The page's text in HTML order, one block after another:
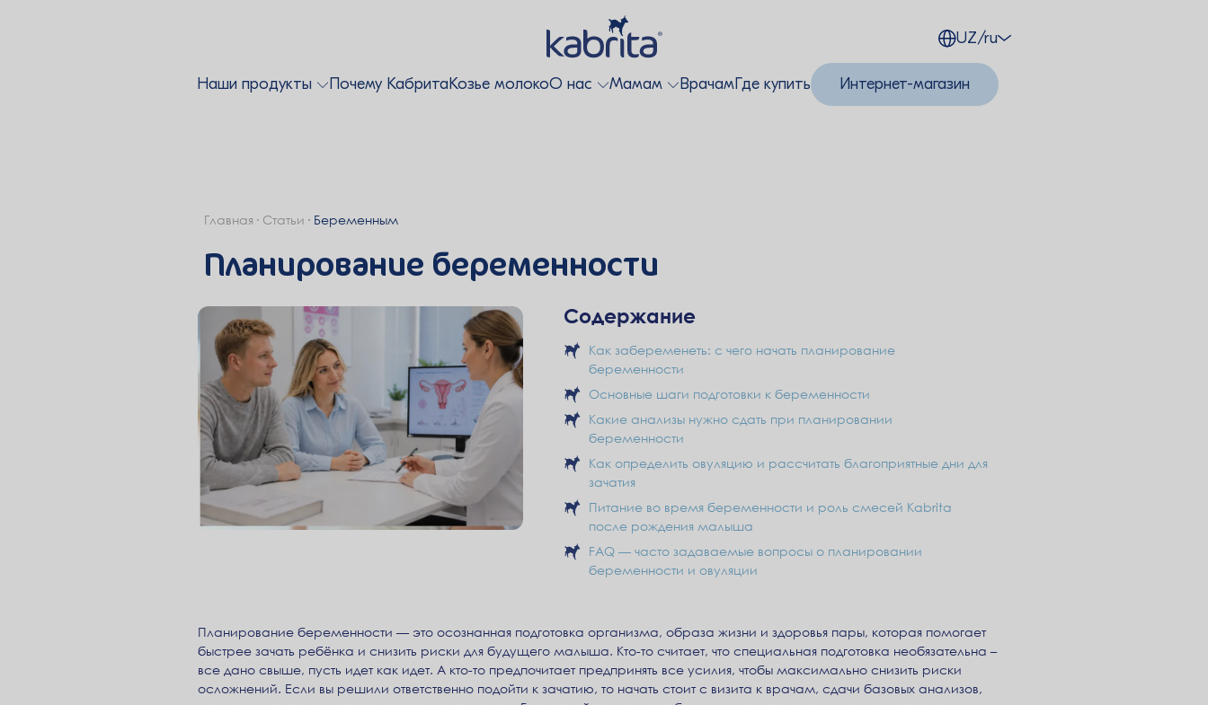
Наши продукты Почему КабритаКозье молокоО нас Мамам ВрачамГде купить
UZ/ru
Интернет-магазин
Главная Статьи Беременным
Планирование беременности
Содержание
Как забеременеть: с чего начать планирование
беременности
Основные шаги подготовки к беременности
Какие анализы нужно сдать при планировании
беременности
Как определить овуляцию и рассчитать благоприятные дни для
зачатия
Питание во время беременности и роль смесей Kabrita
после рождения малыша
FAQ — часто задаваемые вопросы о планировании
беременности и овуляции
Планирование беременности — это осознанная подготовка организма, образа жизни и здоровья пары, которая помогает
быстрее зачать ребёнка и снизить риски для будущего малыша. Кто-то считает, что специальная подготовка необязательна –
все дано свыше, пусть идет как идет. А кто-то предпочитает предпринять все усилия, чтобы максимально снизить риски
осложнений. Если вы решили ответственно подойти к зачатию, то начать стоит с визита к врачам, сдачи базовых анализов,